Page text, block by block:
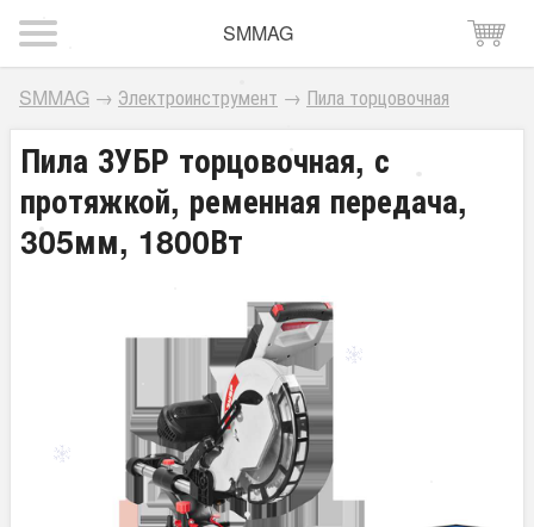
SMMAG
SMMAG → Электроинструмент → Пила торцовочная
Пила ЗУБР торцовочная, с
протяжкой, ременная передача,
305мм, 1800Вт